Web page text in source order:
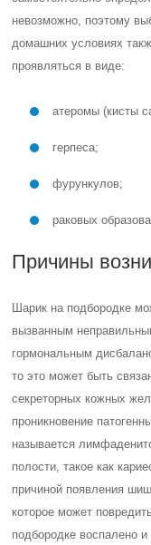
невозможно, поэтому
домашних условиях
проявляться в виде:
атеромы (кисты
герпеса;
фурункулов;
раковых
Причины
Шарик на подбородке
вызванным
гормональным
то это может быть
секреторных кожных
проникновение
называется
полости, такое как
причиной появления
которое может
подбородке воспалено